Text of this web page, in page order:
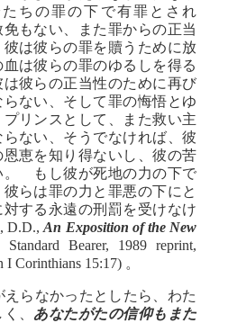
ちの罪の下で有罪とされ
もない、また罪からの正当
は彼らの罪を贖うために放
は彼らの罪のゆるしを得る
彼らの正当性のために再び
ない、そして罪の悔悟とゆ
リンスとして、また救い主
ない、そうでなければ、彼
恵を知り得ないし、彼の苦
。 もし彼が死地の力の下で
らは罪の力と罪悪の下にと
する永遠の刑罰を受けなけ
D.D.,An Exposition of the New
Bearer, 1989 reprint,
Corinthians 15:17) 。
らなかったとしたら、わた
、 あなたがたの信仰もまた